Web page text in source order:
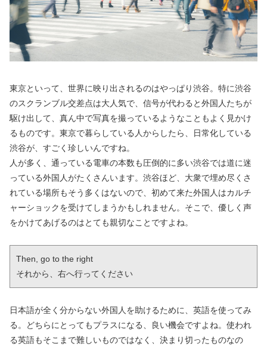
東京といって、世界に映り出されるのはやっぱり渋谷。特に渋谷
のスクランブル交差点は大人気で、信号が代わると外国人たちが
駆け出して、真ん中で写真を撮っているようなこともよく見かけ
るものです。東京で暮らしている人からしたら、日常化している
渋谷が、すごく珍しいんですね。
人が多く、通っている電車の本数も圧倒的に多い渋谷では道に迷
っている外国人がたくさんいます。渋谷ほど、大衆で埋め尽くさ
れている場所もそう多くはないので、初めて来た外国人はカルチ
ャーショックを受けてしまうかもしれません。そこで、優しく声
をかけてあげるのはとても親切なことですよね。
Then, go to the right
それから、右へ行ってください
日本語が全く分からない外国人を助けるために、英語を使ってみ
る。どちらにとってもプラスになる、良い機会ですよね。使われ
る英語もそこまで難しいものではなく、決まり切ったものなの